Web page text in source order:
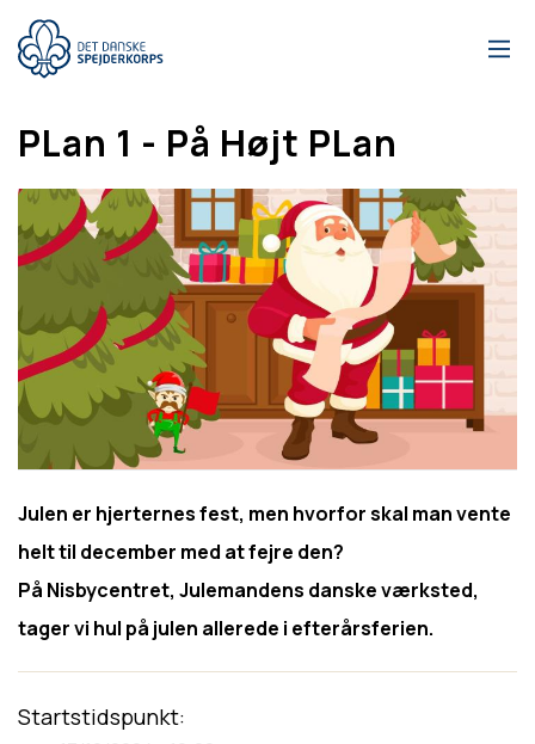
hovedindhold
PLan 1 - På Højt PLan
Julen er hjerternes fest, men hvorfor skal man vente
helt til december med at fejre den?
På Nisbycentret, Julemandens danske værksted,
tager vi hul på julen allerede i efterårsferien.
Startstidspunkt